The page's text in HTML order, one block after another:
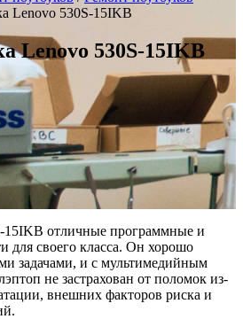
Lenovo 530S-15IKB
Lenovo 530S-15IKB
15IKB отличные программные и
для своего класса. Он хорошо
задачами, и с мультимедийным
не застрахован от поломок из-
внешних факторов риска и